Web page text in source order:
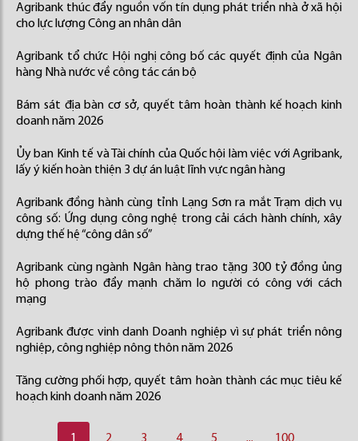
Agribank thúc đẩy nguồn vốn tín dụng phát triển nhà ở xã hội
cho lực lượng Công an nhân dân
Agribank tổ chức Hội nghị công bố các quyết định của Ngân
hàng Nhà nước về công tác cán bộ
Bám sát địa bàn cơ sở, quyết tâm hoàn thành kế hoạch kinh
doanh năm 2026
Ủy ban Kinh tế và Tài chính của Quốc hội làm việc với Agribank,
lấy ý kiến hoàn thiện 3 dự án luật lĩnh vực ngân hàng
Agribank đồng hành cùng tỉnh Lạng Sơn ra mắt Trạm dịch vụ
công số: Ứng dụng công nghệ trong cải cách hành chính, xây
dựng thế hệ “công dân số”
Agribank cùng ngành Ngân hàng trao tặng 300 tỷ đồng ủng
hộ phong trào đẩy mạnh chăm lo người có công với cách
mạng
Agribank được vinh danh Doanh nghiệp vì sự phát triển nông
nghiệp, công nghiệp nông thôn năm 2026
Tăng cường phối hợp, quyết tâm hoàn thành các mục tiêu kế
hoạch kinh doanh năm 2026